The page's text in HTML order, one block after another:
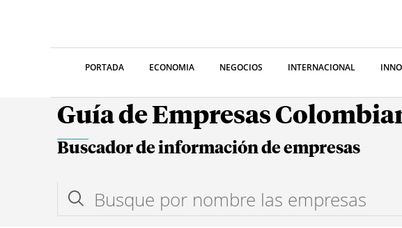
PORTADA ECONOMIA NEGOCIOS INTERNACIONAL
Guía de Empresas
Buscador de información de empresas